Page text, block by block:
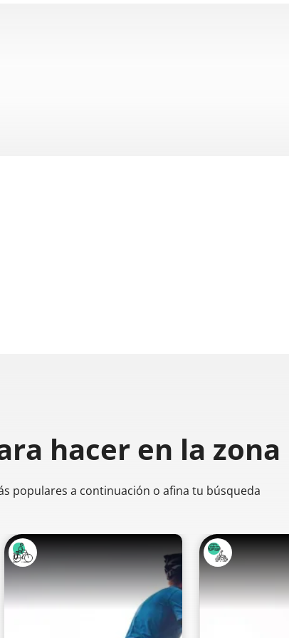
hacer en la zona
populares a continuación o afina tu búsqueda